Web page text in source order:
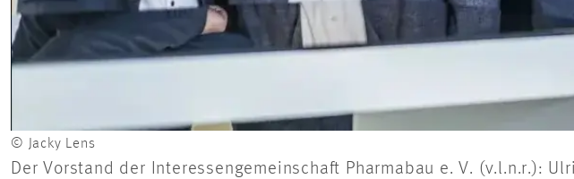
© Jacky Lens
Der Vorstand der Interessengemeinschaft Pharmabau e. V. (v.l.n.r.):